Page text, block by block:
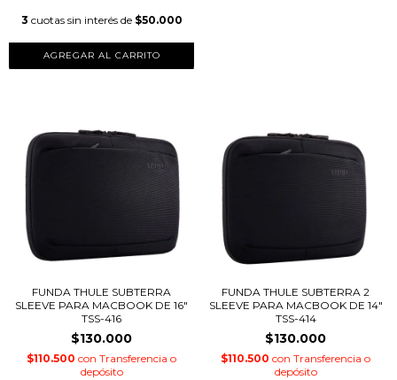
3 cuotas sin interés de $50.000
FUNDA THULE SUBTERRA
SLEEVE PARA MACBOOK DE 16"
TSS-416
$130.000
$110.500 con Transferencia o
depósito
FUNDA THULE SUBTERRA 2
SLEEVE PARA MACBOOK DE 14"
TSS-414
$130.000
$110.500 con Transferencia o
depósito